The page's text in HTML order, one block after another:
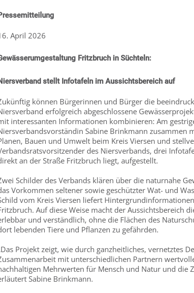
April 2026
Fritzbruch in Süchteln:
stellt Infotafeln im Aussichtsbereich auf
können Bürgerinnen und Bürger die
erfolgreich abgeschlossene
interessanten Informationen kombinieren: Am
Sabine Brinkmann zusammen
Bauen und Umwelt beim Kreis Viersen und
des Niersverbands, drei
an der Straße Fritzbruch liegt, aufgestellt.
Schilder des Verbands klären über die naturnahe
Vorkommen seltener sowie geschützter Wat- und
vom Kreis Viersen liefert
Auf diese Weise macht der Aussichtsbereich
und verständlich, ohne die Flächen des
lebenden Tiere und Pflanzen zu gefährden.
Projekt zeigt, wie durch ganzheitliches, vernetztes
mit unterschiedlichen Partnern
Mehrwerten für Mensch und Natur und die
Sabine Brinkmann.